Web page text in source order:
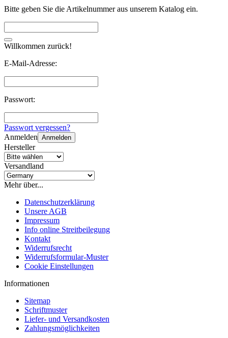
Bitte geben Sie die Artikelnummer aus unserem Katalog ein.
Willkommen zurück!
E-Mail-Adresse:
Passwort:
Passwort vergessen?
Anmelden Anmelden
Hersteller
Versandland
Mehr über...
Datenschutzerklärung
Unsere AGB
Impressum
Info online Streitbeilegung
Kontakt
Widerrufsrecht
Widerrufsformular-Muster
Cookie Einstellungen
Informationen
Sitemap
Schriftmuster
Liefer- und Versandkosten
Zahlungsmöglichkeiten